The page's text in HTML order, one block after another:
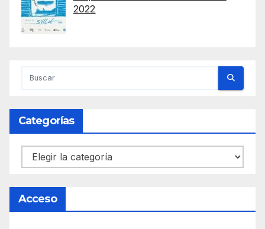
2022
Categorías
Categorías
Acceso